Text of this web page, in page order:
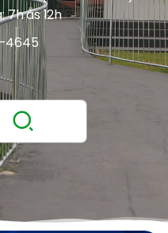
7h às 12h
4645